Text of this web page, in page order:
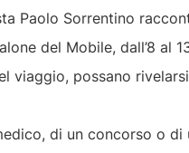
Paolo Sorrentino
del Mobile, dall’8 al
viaggio, possano
di un concorso o